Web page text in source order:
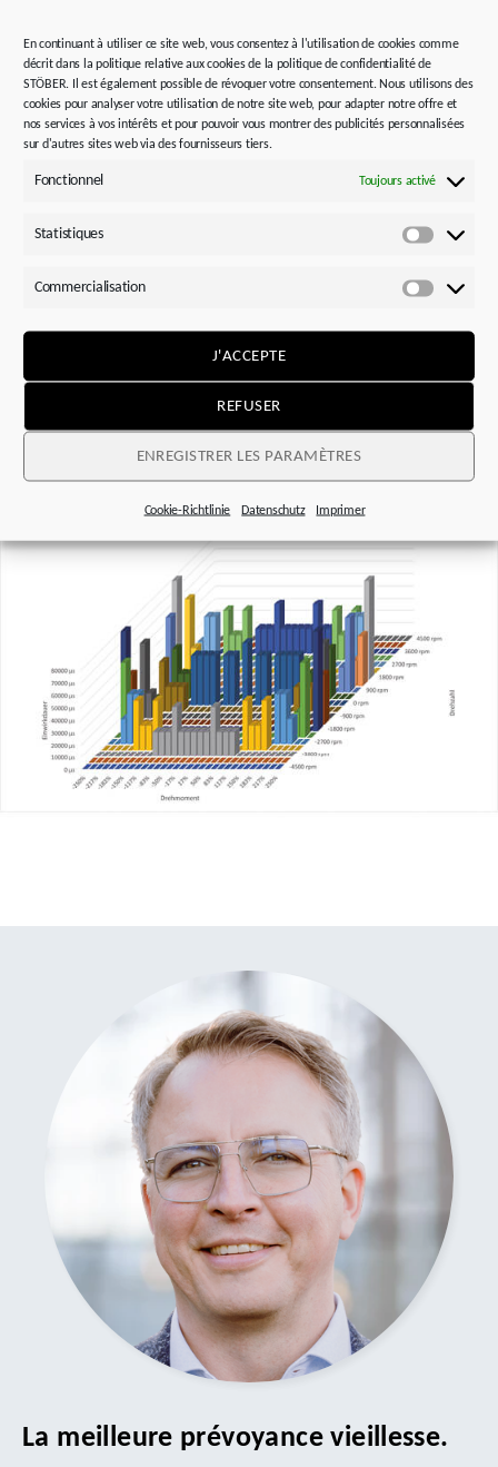
En continuant à utiliser ce site web, vous consentez à l'utilisation de cookies comme
décrit dans la politique relative aux cookies de la politique de confidentialité de
STÖBER. Il est également possible de révoquer votre consentement. Nous utilisons des
cookies pour analyser votre utilisation de notre site web, pour adapter notre offre et
nos services à vos intérêts et pour pouvoir vous montrer des publicités personnalisées
sur d'autres sites web via des fournisseurs tiers.
Fonctionnel Toujours activé
Statistiques
Commercialisation
J'ACCEPTE
REFUSER
ENREGISTRER LES PARAMÈTRES
Cookie-Richtlinie Datenschutz Imprimer
Documentation continue de l’état de charge cumulé du
fonctionnement.
Base de données pour la saisie de situations de charge
Exportation des données de durée de vie virtuelle sous
forme de fichier JSON ou CSV.
Transparence maximale et accès illimité aux données
La meilleure prévoyance vieillesse.